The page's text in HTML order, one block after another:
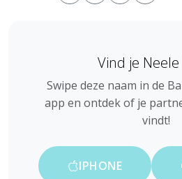
Vind je
Swipe deze naam in de
app en ontdek of je
vindt!
IPHONE